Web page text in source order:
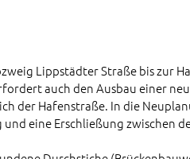
Lippstädter Straße bis zur
auch den Ausbau einer
der Hafenstraße. In die
eine Erschließung zwischen